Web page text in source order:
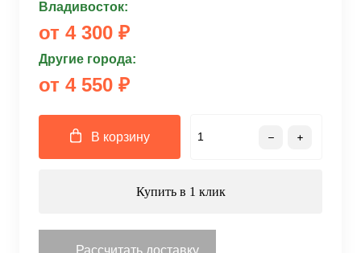
Владивосток:
от 4 300 ₽
Другие города:
от 4 550 ₽
В корзину
Купить в 1 клик
Рассчитать доставку